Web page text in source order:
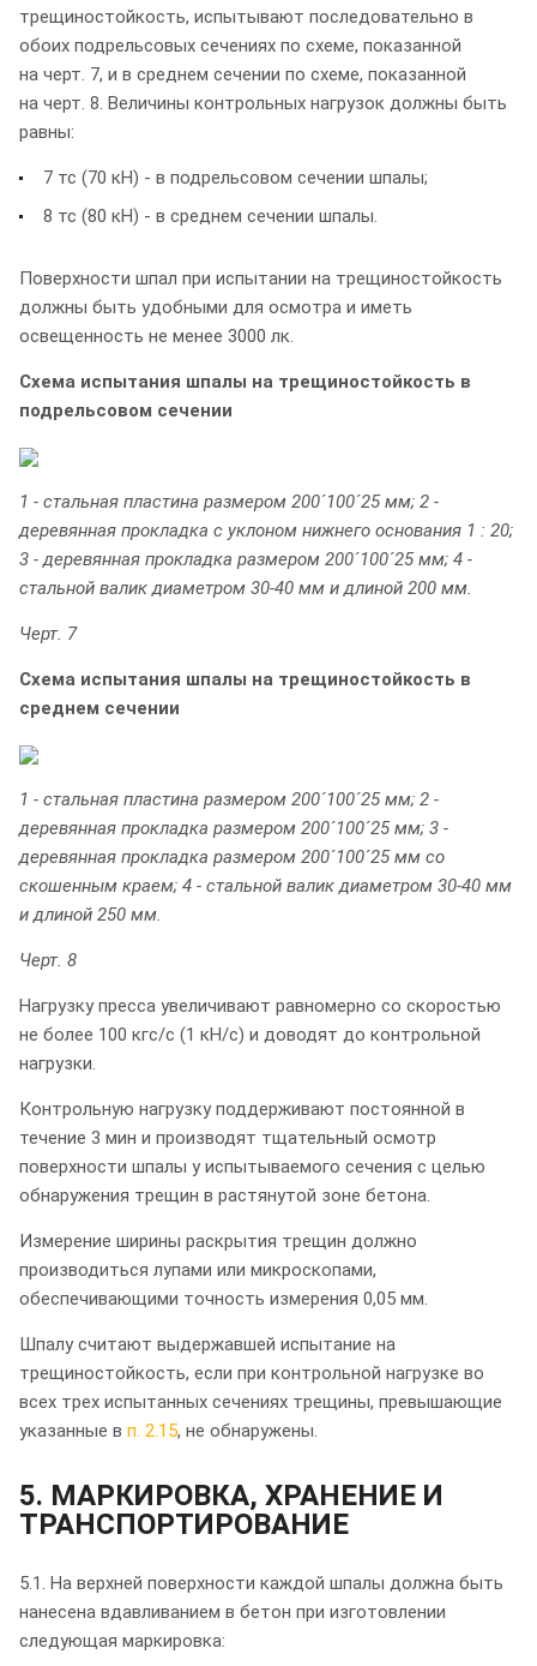
трещиностойкость, испытывают последовательно в
обоих подрельсовых сечениях по схеме, показанной
на черт. 7, и в среднем сечении по схеме, показанной
на черт. 8. Величины контрольных нагрузок должны быть
равны:
7 тс (70 кН) - в подрельсовом сечении шпалы;
8 тс (80 кН) - в среднем сечении шпалы.
Поверхности шпал при испытании на трещиностойкость
должны быть удобными для осмотра и иметь
освещенность не менее 3000 лк.
Схема испытания шпалы на трещиностойкость в
подрельсовом сечении
1 - стальная пластина размером 200´100´25 мм; 2 -
деревянная прокладка с уклоном нижнего основания 1 : 20;
3 - деревянная прокладка размером 200´100´25 мм; 4 -
стальной валик диаметром 30-40 мм и длиной 200 мм.
Черт. 7
Схема испытания шпалы на трещиностойкость в
среднем сечении
1 - стальная пластина размером 200´100´25 мм; 2 -
деревянная прокладка размером 200´100´25 мм; 3 -
деревянная прокладка размером 200´100´25 мм со
скошенным краем; 4 - стальной валик диаметром 30-40 мм
и длиной 250 мм.
Черт. 8
Нагрузку пресса увеличивают равномерно со скоростью
не более 100 кгс/с (1 кН/с) и доводят до контрольной
нагрузки.
Контрольную нагрузку поддерживают постоянной в
течение 3 мин и производят тщательный осмотр
поверхности шпалы у испытываемого сечения с целью
обнаружения трещин в растянутой зоне бетона.
Измерение ширины раскрытия трещин должно
производиться лупами или микроскопами,
обеспечивающими точность измерения 0,05 мм.
Шпалу считают выдержавшей испытание на
трещиностойкость, если при контрольной нагрузке во
всех трех испытанных сечениях трещины, превышающие
указанные в п. 2.15, не обнаружены.
5. МАРКИРОВКА, ХРАНЕНИЕ И
ТРАНСПОРТИРОВАНИЕ
5.1. На верхней поверхности каждой шпалы должна быть
нанесена вдавливанием в бетон при изготовлении
следующая маркировка: